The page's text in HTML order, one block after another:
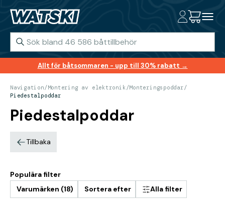
Allt för båtsommaren - upp till 30% rabatt →
Navigation/Montering av elektronik/Monteringspoddar/
Piedestalpoddar
Piedestalpoddar
Tillbaka
Populära filter
Varumärken (18)
Sortera efter Alla filter